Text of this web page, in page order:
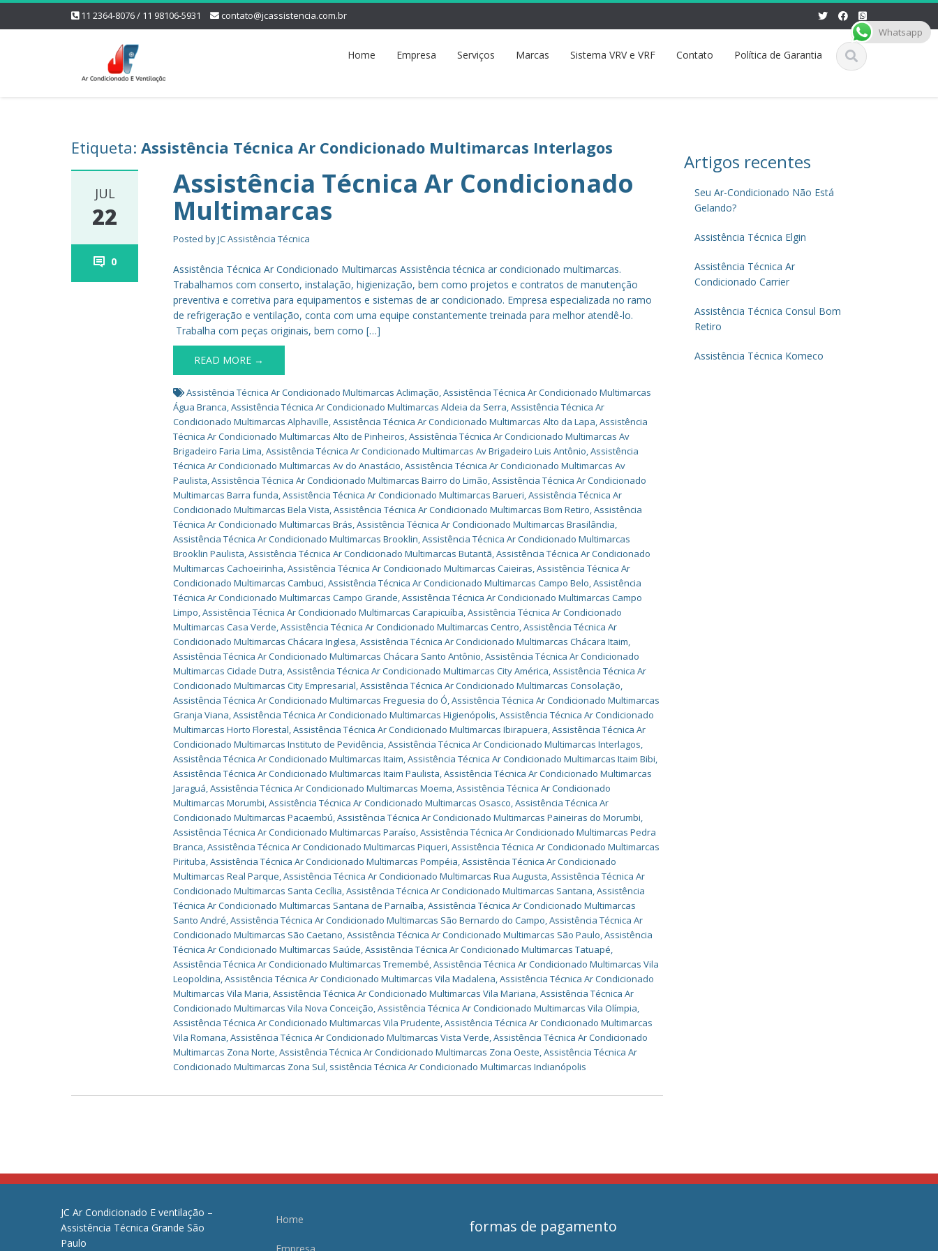
11 2364-8076 / 11 98106-5931 contato@jcassistencia.com.br
Home Empresa Serviços Marcas Sistema VRV e VRF Contato Política de Garantia
Etiqueta: Assistência Técnica Ar Condicionado Multimarcas Interlagos
JUL
22
0
Assistência Técnica Ar Condicionado
Multimarcas
Posted byJC Assistência Técnica
Assistência Técnica Ar Condicionado Multimarcas Assistência técnica ar condicionado multimarcas.
Trabalhamos com conserto, instalação, higienização, bem como projetos e contratos de manutenção
preventiva e corretiva para equipamentos e sistemas de ar condicionado. Empresa especializada no ramo
de refrigeração e ventilação, conta com uma equipe constantemente treinada para melhor atendê-lo.
Trabalha com peças originais, bem como […]
READ MORE →
Assistência Técnica Ar Condicionado Multimarcas Aclimação,Assistência Técnica Ar Condicionado Multimarcas
Água Branca,Assistência Técnica Ar Condicionado Multimarcas Aldeia da Serra,Assistência Técnica Ar
Condicionado Multimarcas Alphaville,Assistência Técnica Ar Condicionado Multimarcas Alto da Lapa,Assistência
Técnica Ar Condicionado Multimarcas Alto de Pinheiros,Assistência Técnica Ar Condicionado Multimarcas Av
Brigadeiro Faria Lima,Assistência Técnica Ar Condicionado Multimarcas Av Brigadeiro Luis Antônio,Assistência
Técnica Ar Condicionado Multimarcas Av do Anastácio,Assistência Técnica Ar Condicionado Multimarcas Av
Paulista,Assistência Técnica Ar Condicionado Multimarcas Bairro do Limão,Assistência Técnica Ar Condicionado
Multimarcas Barra funda,Assistência Técnica Ar Condicionado Multimarcas Barueri,Assistência Técnica Ar
Condicionado Multimarcas Bela Vista,Assistência Técnica Ar Condicionado Multimarcas Bom Retiro,Assistência
Técnica Ar Condicionado Multimarcas Brás,Assistência Técnica Ar Condicionado Multimarcas Brasilândia,
Assistência Técnica Ar Condicionado Multimarcas Brooklin,Assistência Técnica Ar Condicionado Multimarcas
Brooklin Paulista,Assistência Técnica Ar Condicionado Multimarcas Butantã,Assistência Técnica Ar Condicionado
Multimarcas Cachoeirinha,Assistência Técnica Ar Condicionado Multimarcas Caieiras,Assistência Técnica Ar
Condicionado Multimarcas Cambuci,Assistência Técnica Ar Condicionado Multimarcas Campo Belo,Assistência
Técnica Ar Condicionado Multimarcas Campo Grande,Assistência Técnica Ar Condicionado Multimarcas Campo
Limpo,Assistência Técnica Ar Condicionado Multimarcas Carapicuíba,Assistência Técnica Ar Condicionado
Multimarcas Casa Verde,Assistência Técnica Ar Condicionado Multimarcas Centro,Assistência Técnica Ar
Condicionado Multimarcas Chácara Inglesa,Assistência Técnica Ar Condicionado Multimarcas Chácara Itaim,
Assistência Técnica Ar Condicionado Multimarcas Chácara Santo Antônio,Assistência Técnica Ar Condicionado
Multimarcas Cidade Dutra,Assistência Técnica Ar Condicionado Multimarcas City América,Assistência Técnica Ar
Condicionado Multimarcas City Empresarial,Assistência Técnica Ar Condicionado Multimarcas Consolação,
Assistência Técnica Ar Condicionado Multimarcas Freguesia do Ó,Assistência Técnica Ar Condicionado Multimarcas
Granja Viana,Assistência Técnica Ar Condicionado Multimarcas Higienópolis,Assistência Técnica Ar Condicionado
Multimarcas Horto Florestal,Assistência Técnica Ar Condicionado Multimarcas Ibirapuera,Assistência Técnica Ar
Condicionado Multimarcas Instituto de Pevidência,Assistência Técnica Ar Condicionado Multimarcas Interlagos,
Assistência Técnica Ar Condicionado Multimarcas Itaim,Assistência Técnica Ar Condicionado Multimarcas Itaim Bibi,
Assistência Técnica Ar Condicionado Multimarcas Itaim Paulista,Assistência Técnica Ar Condicionado Multimarcas
Jaraguá,Assistência Técnica Ar Condicionado Multimarcas Moema,Assistência Técnica Ar Condicionado
Multimarcas Morumbi,Assistência Técnica Ar Condicionado Multimarcas Osasco,Assistência Técnica Ar
Condicionado Multimarcas Pacaembú,Assistência Técnica Ar Condicionado Multimarcas Paineiras do Morumbi,
Assistência Técnica Ar Condicionado Multimarcas Paraíso,Assistência Técnica Ar Condicionado Multimarcas Pedra
Branca,Assistência Técnica Ar Condicionado Multimarcas Piqueri,Assistência Técnica Ar Condicionado Multimarcas
Pirituba,Assistência Técnica Ar Condicionado Multimarcas Pompéia,Assistência Técnica Ar Condicionado
Multimarcas Real Parque,Assistência Técnica Ar Condicionado Multimarcas Rua Augusta,Assistência Técnica Ar
Condicionado Multimarcas Santa Cecília,Assistência Técnica Ar Condicionado Multimarcas Santana,Assistência
Técnica Ar Condicionado Multimarcas Santana de Parnaíba,Assistência Técnica Ar Condicionado Multimarcas
Santo André,Assistência Técnica Ar Condicionado Multimarcas São Bernardo do Campo,Assistência Técnica Ar
Condicionado Multimarcas São Caetano,Assistência Técnica Ar Condicionado Multimarcas São Paulo,Assistência
Técnica Ar Condicionado Multimarcas Saúde,Assistência Técnica Ar Condicionado Multimarcas Tatuapé,
Assistência Técnica Ar Condicionado Multimarcas Tremembé,Assistência Técnica Ar Condicionado Multimarcas Vila
Leopoldina,Assistência Técnica Ar Condicionado Multimarcas Vila Madalena,Assistência Técnica Ar Condicionado
Multimarcas Vila Maria,Assistência Técnica Ar Condicionado Multimarcas Vila Mariana,Assistência Técnica Ar
Condicionado Multimarcas Vila Nova Conceição,Assistência Técnica Ar Condicionado Multimarcas Vila Olímpia,
Assistência Técnica Ar Condicionado Multimarcas Vila Prudente,Assistência Técnica Ar Condicionado Multimarcas
Vila Romana,Assistência Técnica Ar Condicionado Multimarcas Vista Verde,Assistência Técnica Ar Condicionado
Multimarcas Zona Norte,Assistência Técnica Ar Condicionado Multimarcas Zona Oeste,Assistência Técnica Ar
Condicionado Multimarcas Zona Sul, ssistência Técnica Ar Condicionado Multimarcas Indianópolis
Artigos recentes
Seu Ar-Condicionado Não Está
Gelando?
Assistência Técnica Elgin
Assistência Técnica Ar
Condicionado Carrier
Assistência Técnica Consul Bom
Retiro
Assistência Técnica Komeco
JC Ar Condicionado E ventilação –
Assistência Técnica Grande São
Paulo
Home formas de pagamento
Whatsapp